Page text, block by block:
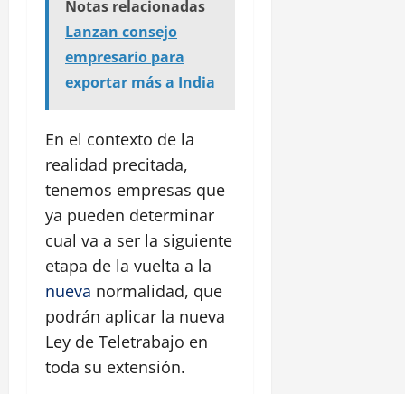
Notas relacionadas
Lanzan consejo
empresario para
exportar más a India
En el contexto de la
realidad precitada,
tenemos empresas que
ya pueden determinar
cual va a ser la siguiente
etapa de la vuelta a la
nueva normalidad, que
podrán aplicar la nueva
Ley de Teletrabajo en
toda su extensión.